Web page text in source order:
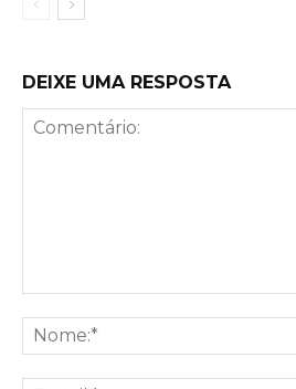
DEIXE UMA RESPOSTA